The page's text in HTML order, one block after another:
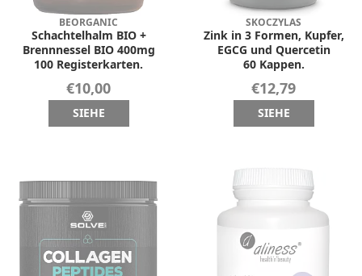
BEORGANIC
Schachtelhalm BIO +
Brennnessel BIO 400mg
100 Registerkarten.
€10,00
SIEHE
SKOCZYLAS
Zink in 3 Formen, Kupfer,
EGCG und Quercetin
60 Kappen.
€12,79
SIEHE